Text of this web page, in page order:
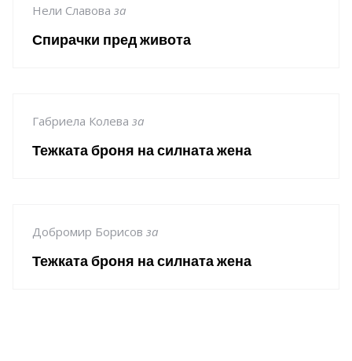
Нели Славова за
Спирачки пред живота
Габриела Колева за
Тежката броня на силната жена
Добромир Борисов за
Тежката броня на силната жена